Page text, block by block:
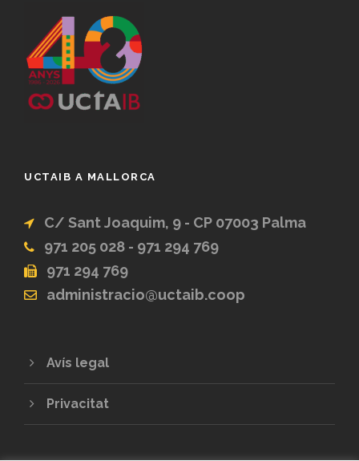
UCTAIB A MALLORCA
C/ Sant Joaquim, 9 - CP 07003 Palma
971 205 028 - 971 294 769
971 294 769
administracio@uctaib.coop
Avís legal
Privacitat